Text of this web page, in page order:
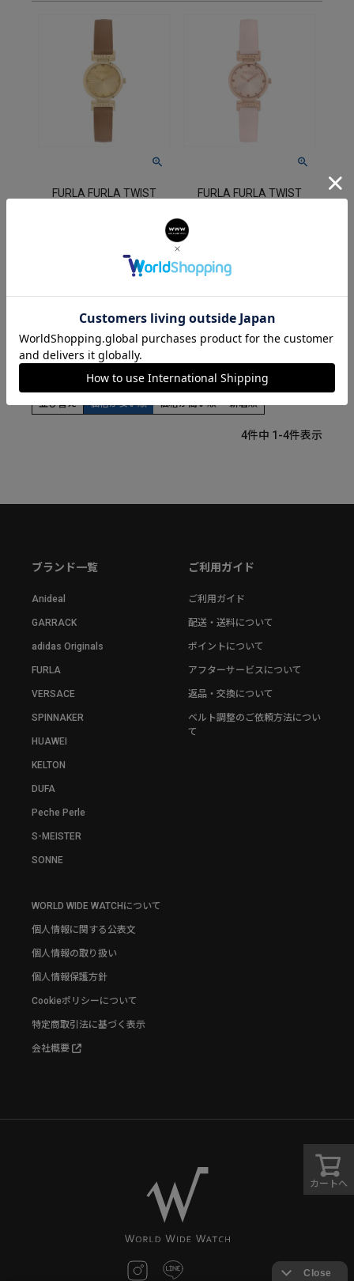
FURLA FURLA TWIST
¥28,600
カートに入れる
FURLA FURLA TWIST
¥28,600
税込
並び替え 価格が安い順 価格が高い順 新着順
4件中 1 -4件表示
カートへ
ブランド一覧
Anideal
GARRACK
adidas Originals
FURLA
VERSACE
SPINNAKER
HUAWEI
KELTON
DUFA
Peche Perle
S-MEISTER
SONNE
ご利用ガイド
ご利用ガイド
配送・送料について
ポイントについて
アフターサービスについて
返品・交換について
ベルト調整のご依頼方法につい
て
WORLD WIDE WATCHについて
個人情報に関する公表文
個人情報の取り扱い
個人情報保護方針
Cookieポリシーについて
特定商取引法に基づく表示
会社概要